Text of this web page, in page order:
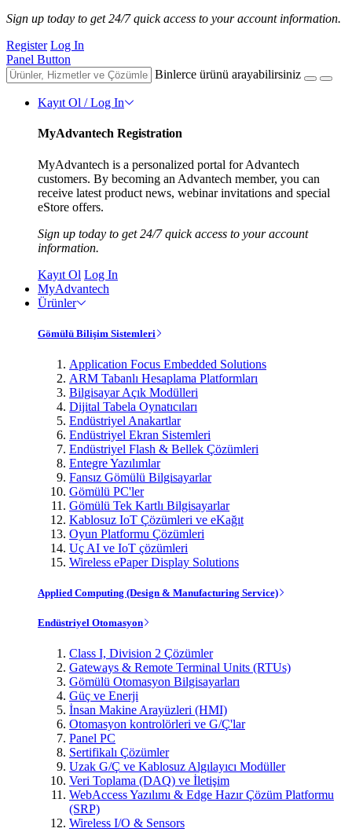
Sign up today to get 24/7 quick access to your account information.
Register Log In
Panel Button
Binlerce ürünü arayabilirsiniz
Kayıt Ol / Log In
MyAdvantech Registration
MyAdvantech is a personalized portal for Advantech
customers. By becoming an Advantech member, you can
receive latest product news, webinar invitations and special
eStore offers.
Sign up today to get 24/7 quick access to your account
information.
Kayıt Ol Log In
MyAdvantech
Ürünler
Gömülü Bilişim Sistemleri
Application Focus Embedded Solutions
ARM Tabanlı Hesaplama Platformları
Bilgisayar Açık Modülleri
Dijital Tabela Oynatıcıları
Endüstriyel Anakartlar
Endüstriyel Ekran Sistemleri
Endüstriyel Flash & Bellek Çözümleri
Entegre Yazılımlar
Fansız Gömülü Bilgisayarlar
Gömülü PC'ler
Gömülü Tek Kartlı Bilgisayarlar
Kablosuz IoT Çözümleri ve eKağıt
Oyun Platformu Çözümleri
Uç AI ve IoT çözümleri
Wireless ePaper Display Solutions
Applied Computing (Design & Manufacturing Service)
Endüstriyel Otomasyon
Class I, Division 2 Çözümler
Gateways & Remote Terminal Units (RTUs)
Gömülü Otomasyon Bilgisayarları
Güç ve Enerji
İnsan Makine Arayüzleri (HMI)
Otomasyon kontrolörleri ve G/Ç'lar
Panel PC
Sertifikalı Çözümler
Uzak G/Ç ve Kablosuz Algılayıcı Modüller
Veri Toplama (DAQ) ve İletişim
WebAccess Yazılımı & Edge Hazır Çözüm Platformu
(SRP)
Wireless I/O & Sensors